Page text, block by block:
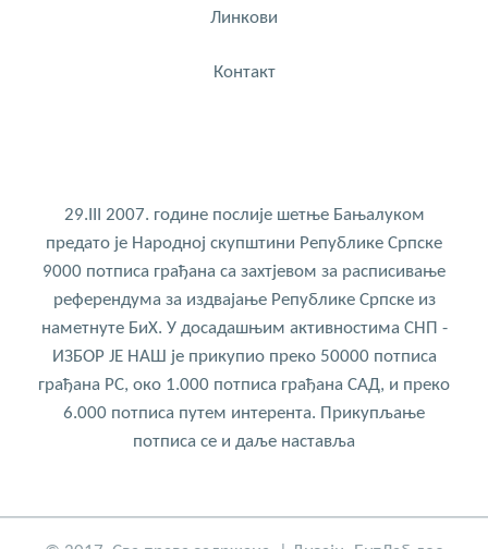
Линкови
Контакт
29.III 2007. године послије шетње Бањалуком
предато је Народној скупштини Републике Српске
9000 потписа грађана са захтјевом за расписивање
референдума за издвајање Републике Српске из
наметнуте БиХ. У досадашњим активностима СНП -
ИЗБОР ЈЕ НАШ је прикупио преко 50000 потписа
грађана РС, око 1.000 потписа грађана САД, и преко
6.000 потписа путем интерента. Прикупљање
потписа се и даље наставља